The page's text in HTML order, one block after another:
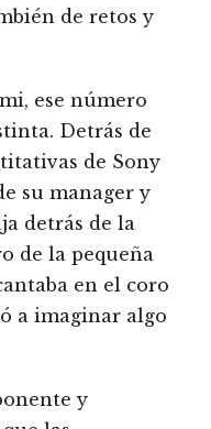
de retos y
ese número
Detrás de
de Sony
su manager y
detrás de la
de la pequeña
en el coro
a imaginar algo
y